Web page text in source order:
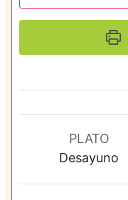
PLATO
Desayuno